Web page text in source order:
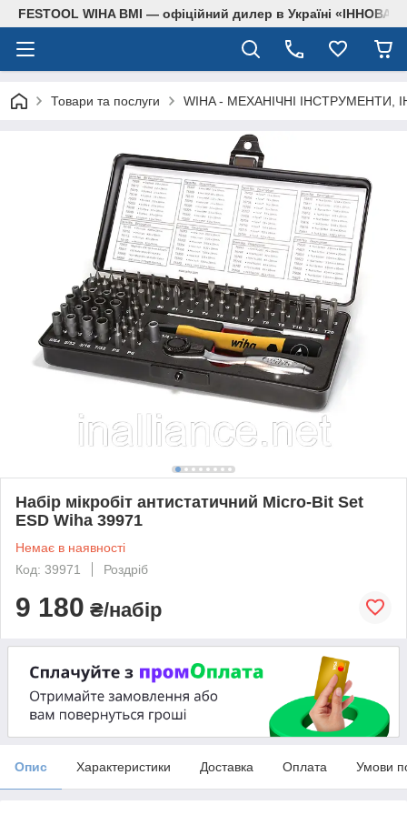
FESTOOL WIHA BMI — офіційний дилер в Україні
Товари та послуги WIHA - МЕХАНІЧНІ ІНСТРУМЕНТИ,
Набір мікробіт антистатичний Micro-Bit Set
ESD Wiha 39971
Немає в наявності
Код: 39971
Роздріб
9 180 ₴/набір
Опис Характеристики Доставка Оплата Умови